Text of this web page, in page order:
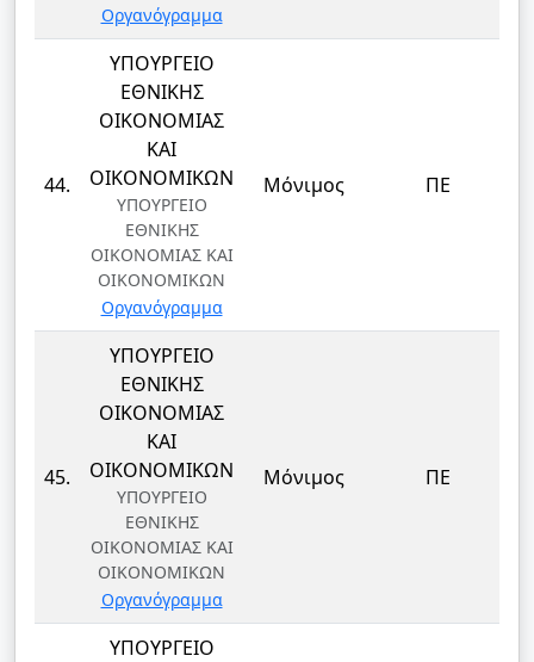
Οργανόγραμμα
44.
ΥΠΟΥΡΓΕΙΟ
ΕΘΝΙΚΗΣ
ΟΙΚΟΝΟΜΙΑΣ
ΚΑΙ
ΟΙΚΟΝΟΜΙΚΩΝ
ΥΠΟΥΡΓΕΙΟ
ΕΘΝΙΚΗΣ
ΟΙΚΟΝΟΜΙΑΣ ΚΑΙ
ΟΙΚΟΝΟΜΙΚΩΝ
Οργανόγραμμα
Μόνιμος ΠΕ
45.
ΥΠΟΥΡΓΕΙΟ
ΕΘΝΙΚΗΣ
ΟΙΚΟΝΟΜΙΑΣ
ΚΑΙ
ΟΙΚΟΝΟΜΙΚΩΝ
ΥΠΟΥΡΓΕΙΟ
ΕΘΝΙΚΗΣ
ΟΙΚΟΝΟΜΙΑΣ ΚΑΙ
ΟΙΚΟΝΟΜΙΚΩΝ
Οργανόγραμμα
Μόνιμος ΠΕ
ΥΠΟΥΡΓΕΙΟ